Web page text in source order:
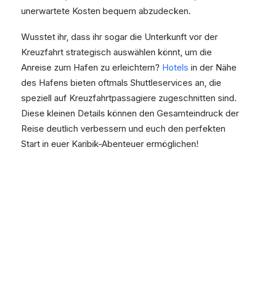
unerwartete Kosten bequem abzudecken.
Wusstet ihr, dass ihr sogar die Unterkunft vor der
Kreuzfahrt strategisch auswählen könnt, um die
Anreise zum Hafen zu erleichtern? Hotels in der Nähe
des Hafens bieten oftmals Shuttleservices an, die
speziell auf Kreuzfahrtpassagiere zugeschnitten sind.
Diese kleinen Details können den Gesamteindruck der
Reise deutlich verbessern und euch den perfekten
Start in euer Karibik-Abenteuer ermöglichen!